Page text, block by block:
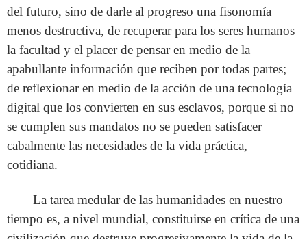
del futuro, sino de darle al progreso una fisonomía
menos destructiva, de recuperar para los seres humanos
la facultad y el placer de pensar en medio de la
apabullante información que reciben por todas partes;
de reflexionar en medio de la acción de una tecnología
digital que los convierten en sus esclavos, porque si no
se cumplen sus mandatos no se pueden satisfacer
cabalmente las necesidades de la vida práctica,
cotidiana.
La tarea medular de las humanidades en nuestro
tiempo es, a nivel mundial, constituirse en crítica de una